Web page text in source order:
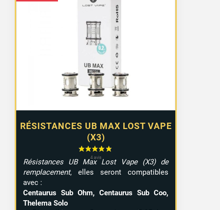
RÉSISTANCES UB MAX LOST VAPE
(X3)
Résistances UB Max Lost Vape (X3) de
remplacement, elles seront compatibles
avec :
Centaurus Sub Ohm, Centaurus Sub Coo,
Thelema Solo